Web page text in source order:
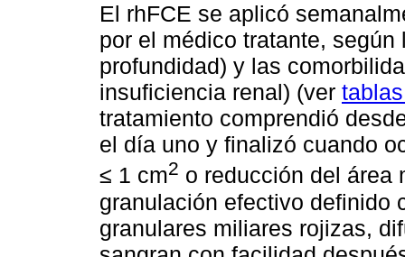
El rhFCE se aplicó
por el médico tratante,
profundidad) y las
insuficiencia renal) (ver
tratamiento comprendió
el día uno y finalizó cuando
≤ 1 cm2 o reducción del área
granulación efectivo definido
granulares miliares rojizas,